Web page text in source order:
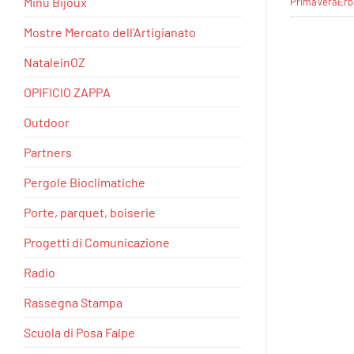
Mostre Mercato dell'Artigianato
NataleinOZ
OPIFICIO ZAPPA
Outdoor
Partners
Pergole Bioclimatiche
Porte, parquet, boiserie
Progetti di Comunicazione
Radio
Rassegna Stampa
Scuola di Posa Falpe